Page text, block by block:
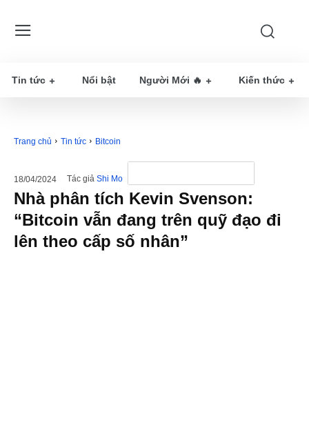
Tin tức Nổi bật Người Mới 🔥 Kiến thức
Trang chủ Tin tức Bitcoin
18/04/2024 Tác giả Shi Mo
Nhà phân tích Kevin Svenson:
“Bitcoin vẫn đang trên quỹ đạo đi
lên theo cấp số nhân”